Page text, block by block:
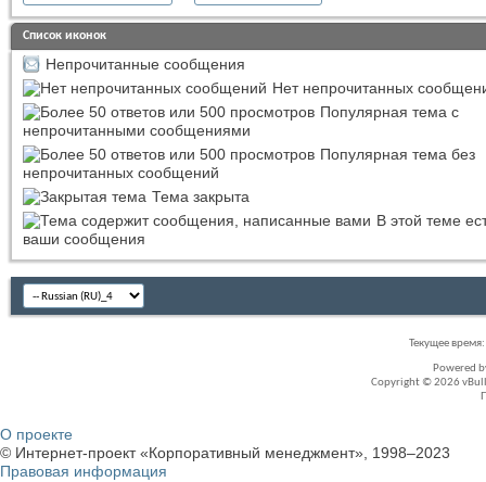
Список иконок
Непрочитанные сообщения
Нет непрочитанных
Популярная тема с
непрочитанными сообщениями
Популярная тема без
непрочитанных сообщений
Тема закрыта
В этой теме
ваши сообщения
Текущее время:
Powered
Copyright © 2026
О проекте
© Интернет-проект «Корпоративный менеджмент», 1998–2023
Правовая информация